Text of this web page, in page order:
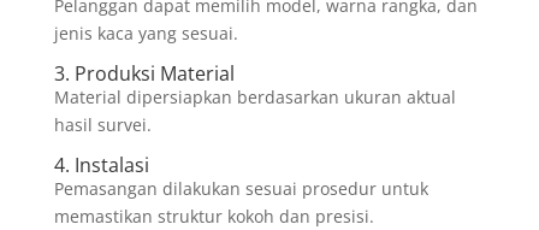
Pelanggan dapat memilih model, warna rangka, dan
jenis kaca yang sesuai.
3. Produksi Material
Material dipersiapkan berdasarkan ukuran aktual
hasil survei.
4. Instalasi
Pemasangan dilakukan sesuai prosedur untuk
memastikan struktur kokoh dan presisi.